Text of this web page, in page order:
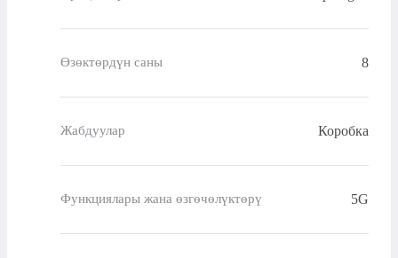
Өзөктөрдүн саны 8
Жабдуулар Коробка
Функциялары жана өзгөчөлүктөрү 5G